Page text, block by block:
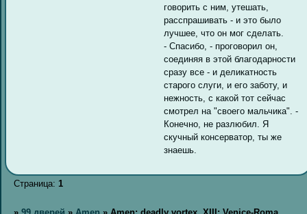
говорить с ним, утешать,
расспрашивать - и это было
лучшее, что он мог сделать.
- Спасибо, - проговорил он,
соединяя в этой благодарности
сразу все - и деликатность
старого слуги, и его заботу, и
нежность, с какой тот сейчас
смотрел на "своего мальчика". -
Конечно, не разлюбил. Я
скучный консерватор, ты же
знаешь.
Страница: 1